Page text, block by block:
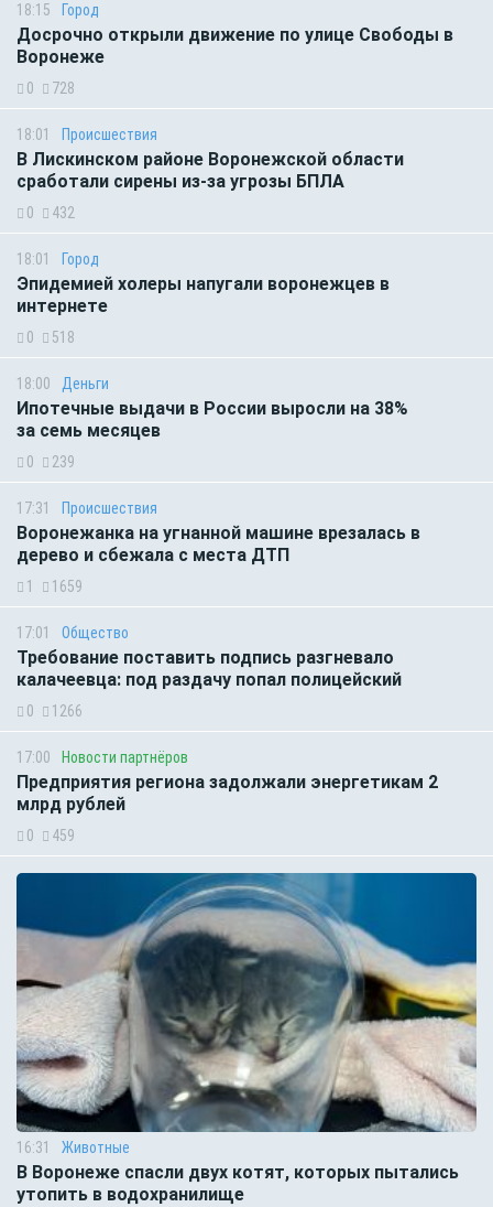
18:15 Город
Досрочно открыли движение по улице Свободы в
Воронеже
0 728
18:01 Происшествия
В Лискинском районе Воронежской области
сработали сирены из-за угрозы БПЛА
0 432
18:01 Город
Эпидемией холеры напугали воронежцев в
интернете
0 518
18:00 Деньги
Ипотечные выдачи в России выросли на 38%
за семь месяцев
0 239
17:31 Происшествия
Воронежанка на угнанной машине врезалась в
дерево и сбежала с места ДТП
1 1659
17:01 Общество
Требование поставить подпись разгневало
калачеевца: под раздачу попал полицейский
0 1266
17:00 Новости партнёров
Предприятия региона задолжали энергетикам 2
млрд рублей
0 459
16:31 Животные
В Воронеже спасли двух котят, которых пытались
утопить в водохранилище